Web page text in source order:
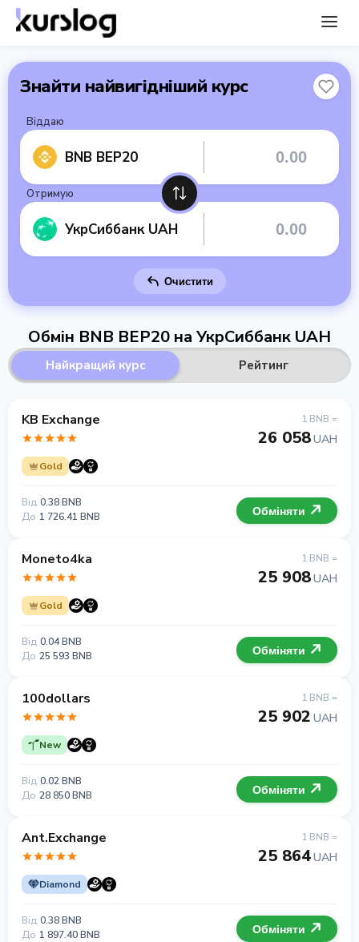
Знайти найвигідніший курс
Віддаю
BNB BEP20
Отримую
УкрСиббанк UAH
Очистити
Обмін BNB BEP20 на УкрСиббанк UAH
Найкращий курс Рейтинг
KB Exchange
Gold
1 BNB =
26 058UAH
Від 0.38 BNB
До 1 726.41 BNB Обміняти
Moneto4ka
Gold
1 BNB =
25 908UAH
Від 0.04 BNB
До 25 593 BNB Обміняти
100dollars
New
1 BNB =
25 902 UAH
Від 0.02 BNB
До 28 850 BNB Обміняти
Ant.Exchange
Diamond
1 BNB =
25 864UAH
Від 0.38 BNB
До 1 897.40 BNB Обміняти